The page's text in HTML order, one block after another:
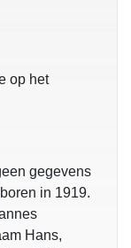
op het
gegevens
in 1919.
Hans,